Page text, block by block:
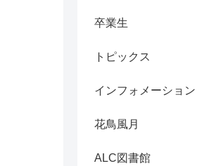
卒業生
トピックス
インフォメーション
花鳥風月
ALC図書館